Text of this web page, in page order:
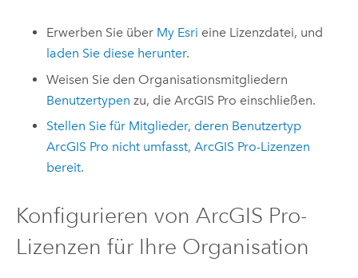
Erwerben Sie über My Esri eine Lizenzdatei, und
laden Sie diese herunter.
Weisen Sie den Organisationsmitgliedern
Benutzertypen zu, dieArcGIS Pro einschließen.
Stellen Sie für Mitglieder, deren Benutzertyp
ArcGIS Pro nicht umfasst,ArcGIS Pro-Lizenzen
bereit.
Konfigurieren von ArcGIS Pro-
Lizenzen für Ihre Organisation